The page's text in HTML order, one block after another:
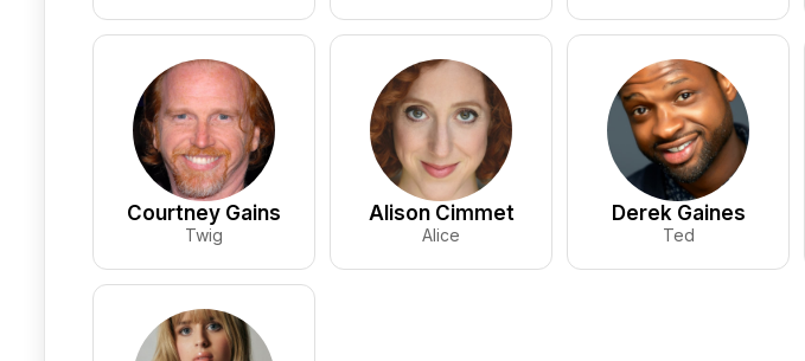
Courtney Gains
Twig
Alison Cimmet
Alice
Derek Gaines
Ted